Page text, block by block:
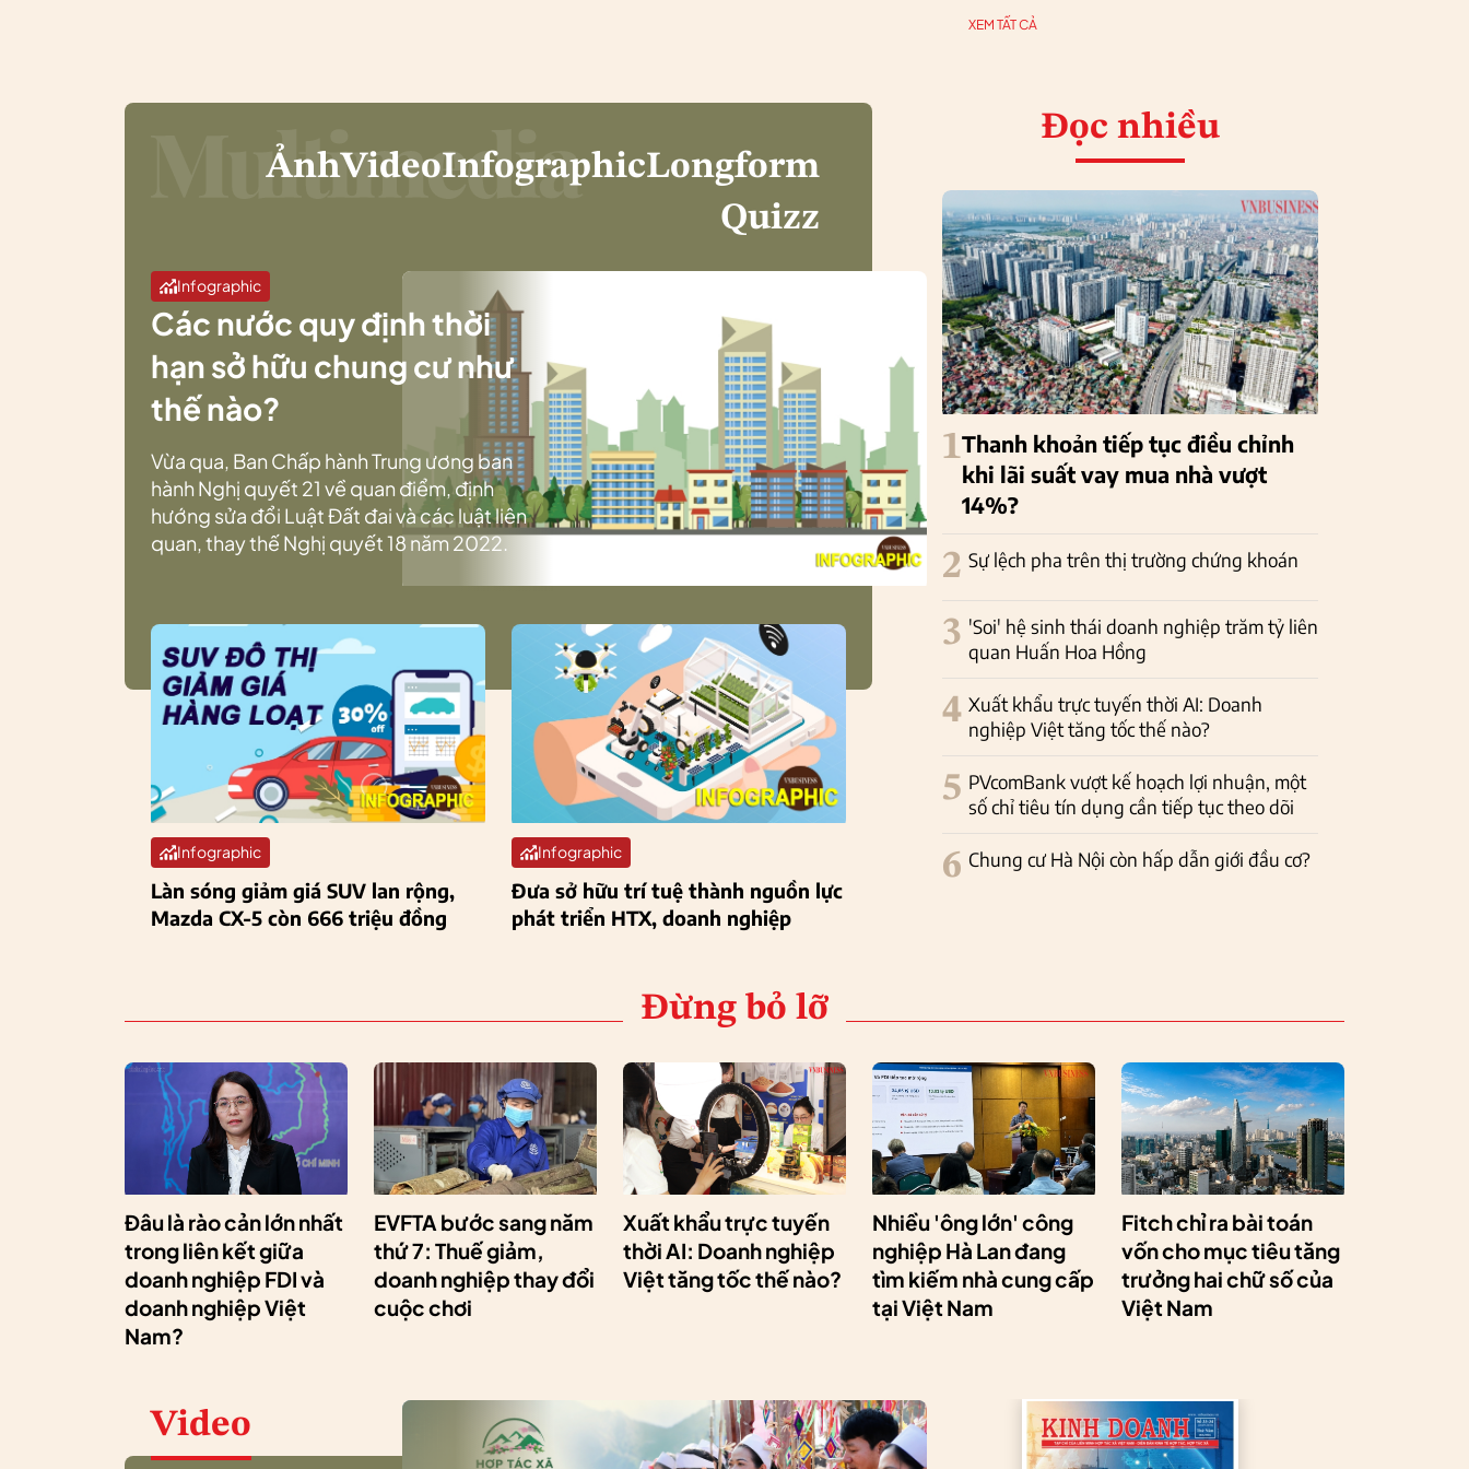
XEM TẤT CẢ
ẢnhVideoInfographicLongform
Quizz
Infographic
Các nước quy định thời
hạn sở hữu chung cư như
thế nào?
Vừa qua, Ban Chấp hành Trung ương ban
hành Nghị quyết 21 về quan điểm, định
hướng sửa đổi Luật Đất đai và các luật liên
quan, thay thế Nghị quyết 18 năm 2022.
Infographic
Làn sóng giảm giá SUV lan rộng,
Mazda CX-5 còn 666 triệu đồng
Infographic
Đưa sở hữu trí tuệ thành nguồn lực
phát triển HTX, doanh nghiệp
Đọc nhiều
1Thanh khoản tiếp tục điều chỉnh
khi lãi suất vay mua nhà vượt
14%?
2 Sự lệch pha trên thị trường chứng khoán
3 'Soi' hệ sinh thái doanh nghiệp trăm tỷ liên
quan Huấn Hoa Hồng
4 Xuất khẩu trực tuyến thời AI: Doanh
nghiệp Việt tăng tốc thế nào?
5 PVcomBank vượt kế hoạch lợi nhuận, một
số chỉ tiêu tín dụng cần tiếp tục theo dõi
6 Chung cư Hà Nội còn hấp dẫn giới đầu cơ?
Đừng bỏ lỡ
Đâu là rào cản lớn nhất
trong liên kết giữa
doanh nghiệp FDI và
doanh nghiệp Việt
Nam?
EVFTA bước sang năm
thứ 7: Thuế giảm,
doanh nghiệp thay đổi
cuộc chơi
Xuất khẩu trực tuyến
thời AI: Doanh nghiệp
Việt tăng tốc thế nào?
Nhiều 'ông lớn' công
nghiệp Hà Lan đang
tìm kiếm nhà cung cấp
tại Việt Nam
Fitch chỉ ra bài toán
vốn cho mục tiêu tăng
trưởng hai chữ số của
Việt Nam
Video